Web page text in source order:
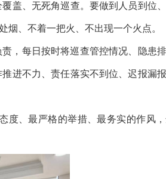
盖、无死角巡查。要做到人员到位
、不着一把火、不出现一个火点。
，每日按时将巡查管控情况、隐患
进不力、责任落实不到位、迟报漏
度、最严格的举措、最务实的作风